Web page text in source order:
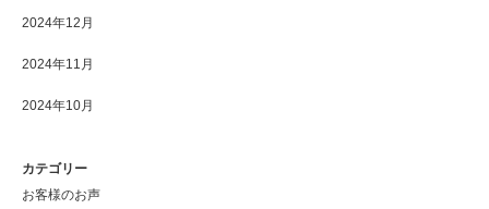
2024年12月
2024年11月
2024年10月
カテゴリー
お客様のお声